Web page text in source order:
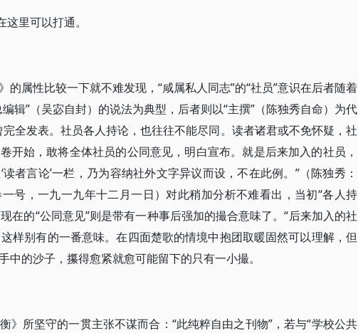
里可以打通。
的属性比较一下就不难发现，“咸属私人同志”的“社员”意识在后者随着
辑”（吴宓自封）的说法为典型，后者则以“主撰”（陈独秀自命）为代
全发表。社员各人持论，也往往不能尽同。读者诸君或不免怀疑，社
开始，敢将全体社员的公同意见，明白宣布。就是后来加入的社员，
者言论’一栏，乃为容纳社外文字异议而设，不在此例。”（陈独秀：
号，一九一九年十二月一日）对此稍加分析不难看出，当初“各人持
在的“公同意见”则是带有一种事后强加的撮合意味了。“后来加入的社
这样别有的一番意味。在四面楚歌的情境中抱团取暖固然可以理解，但
中的沙子，攥得愈紧就愈可能留下的只有一小撮。
》所坚守的一贯主张不谋而合：“此纯粹自由之刊物”，若与“学校公共